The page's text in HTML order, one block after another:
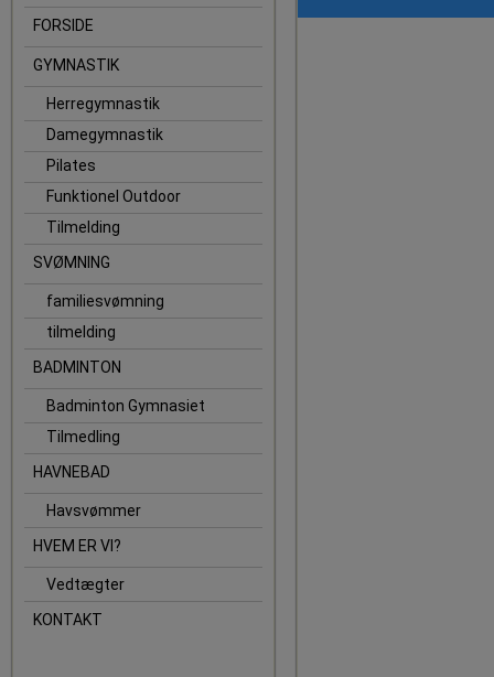
FORSIDE
GYMNASTIK
Herregymnastik
Damegymnastik
Pilates
Funktionel Outdoor
Tilmelding
SVØMNING
familiesvømning
tilmelding
BADMINTON
Badminton Gymnasiet
Tilmedling
HAVNEBAD
Havsvømmer
HVEM ER VI?
Vedtægter
KONTAKT